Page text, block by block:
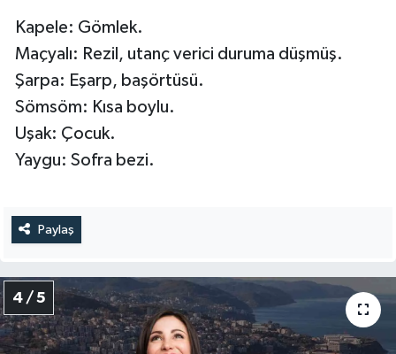
Kapele: Gömlek.
Maçyalı: Rezil, utanç verici duruma düşmüş.
Şarpa: Eşarp, başörtüsü.
Sömsöm: Kısa boylu.
Uşak: Çocuk.
Yaygu: Sofra bezi.
Paylaş
4 / 5